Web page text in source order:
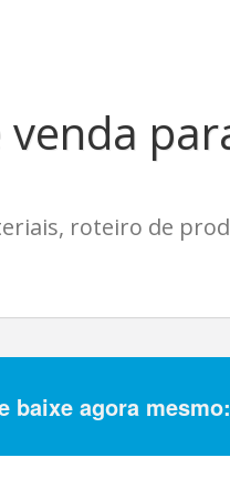
roteiro de
baixe agora mesmo: